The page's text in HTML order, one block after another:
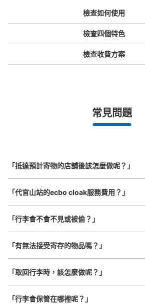
大的:3/ ¥700中等的:3 / ¥500
檢查如何使用
事先用手機預約
指定的日期和時間
工作人員拍完行李照
檢查四個特色
全國有1,000家以上合作店
我們與許多地點方便的車站內店舖以及24小時
檢查收費方案
最長邊未滿45cm的行李（小型背
¥800/日
常見問題
「抵達預計寄物的店舖後該怎麼做呢？」
「代官山站的ecbo cloak服務費用？」
「行李會不會不見或被偷？」
「有無法接受寄存的物品嗎？」
「取回行李時，該怎麼做呢？」
「行李會保管在哪裡呢？」